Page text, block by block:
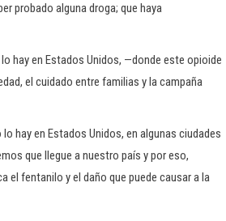
probado alguna droga; que haya
hay en Estados Unidos, —donde este opioide
el cuidado entre familias y la campaña
hay en Estados Unidos, en algunas ciudades
que llegue a nuestro país y por eso,
fentanilo y el daño que puede causar a la